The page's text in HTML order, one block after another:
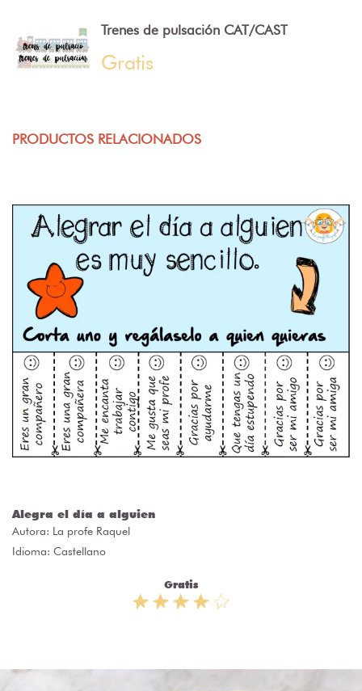
Trenes de pulsación CAT/CAST
Gratis
PRODUCTOS RELACIONADOS
Alegra el día a alguien
Autora: La profe Raquel
Idioma: Castellano
Gratis